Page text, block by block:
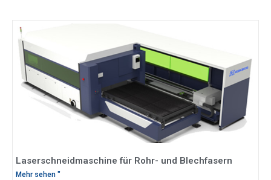
Laserschneidmaschine für Rohr- und Blechfasern
Mehr sehen "